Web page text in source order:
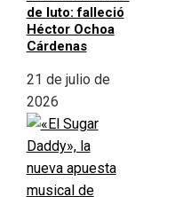
de luto: falleció
Héctor Ochoa
Cárdenas
21 de julio de
2026